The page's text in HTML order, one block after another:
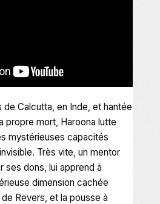
de Calcutta, en Inde, et hantée
propre mort, Haroona lutte
mystérieuses capacités
Très vite, un mentor
ses dons, lui apprend à
dimension cachée
Revers, et la pousse à